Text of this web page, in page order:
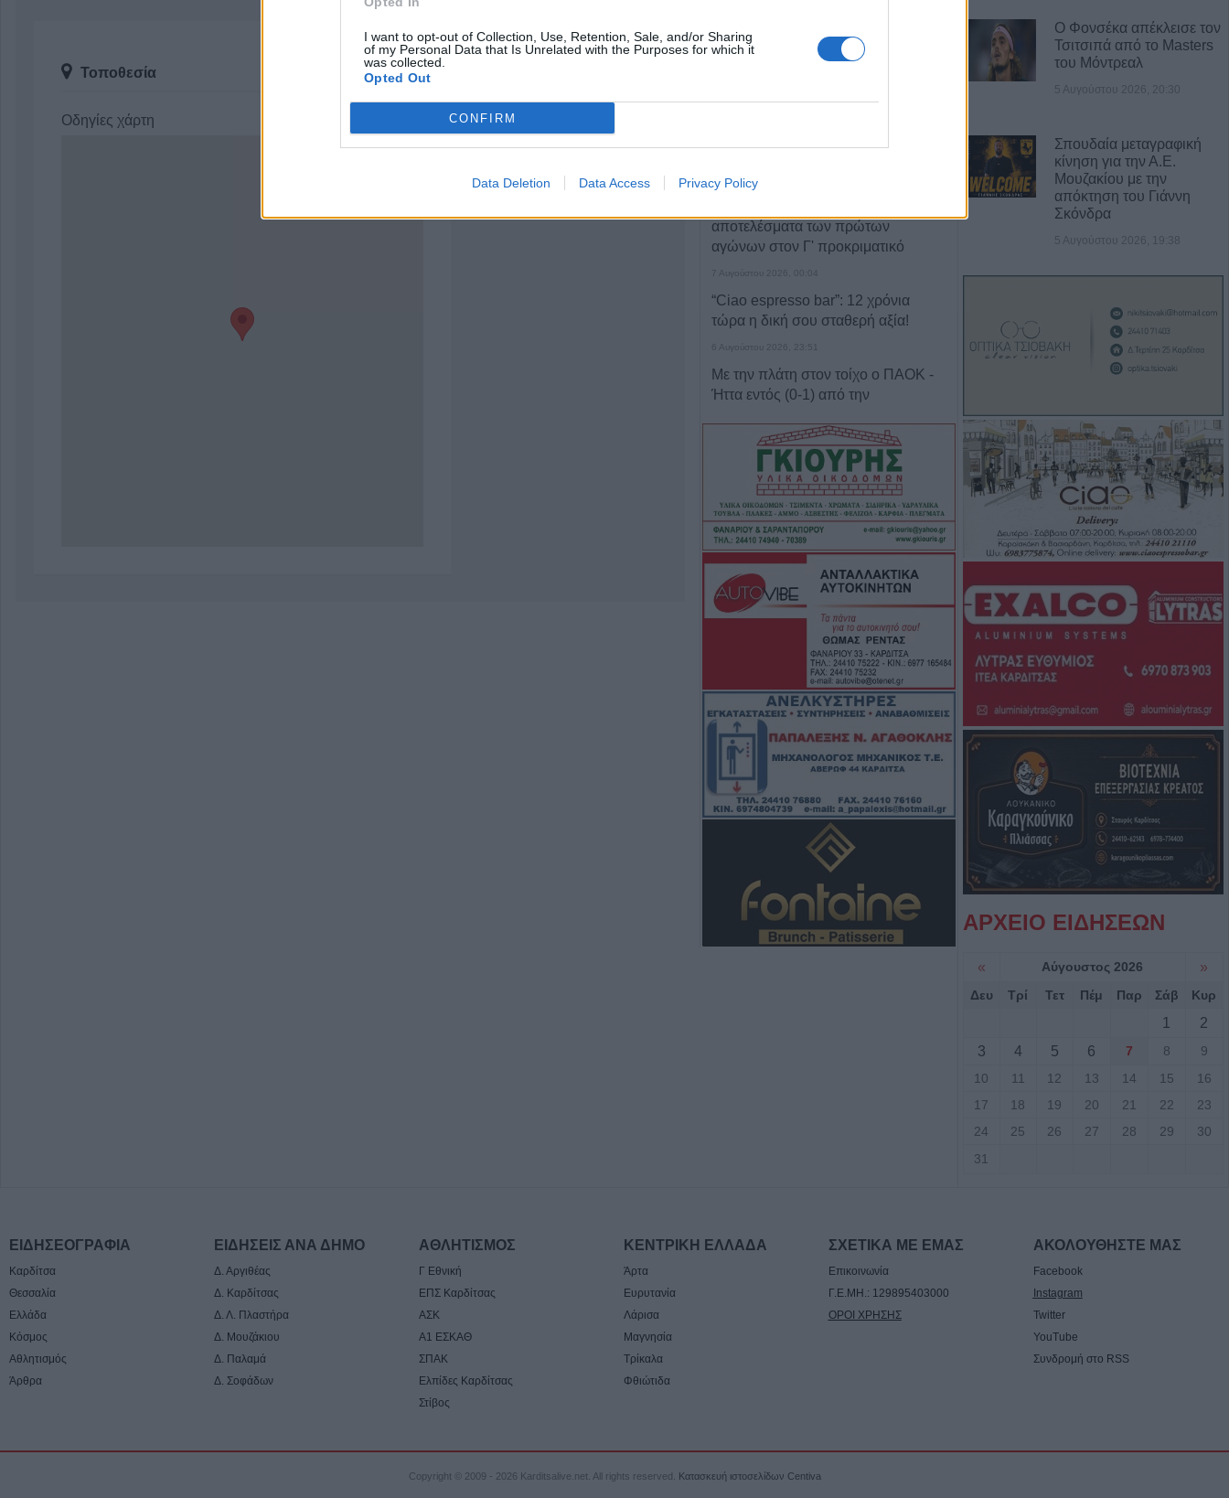
I want to opt-out of Collection, Use, Retention, Sale, and/or Sharing
of my Personal Data that Is Unrelated with the Purposes for which it
was collected.
Opted Out
CONFIRM
Data Deletion Data Access Privacy Policy
Τοποθεσία
Οδηγίες χάρτη
7 Αυγούστου 2026, 08:24
Europa League: Με ΤΣΚΑ Σόφιας
αποτελέσματα των πρώτων
αγώνων στον Γ' προκριματικό
7 Αυγούστου 2026, 00:04
“Ciao espresso bar”: 12 χρόνια
τώρα η δική σου σταθερή αξία!
6 Αυγούστου 2026, 23:51
Με την πλάτη στον τοίχο ο ΠΑΟΚ -
Ήττα εντός (0-1) από την
6 Αυγούστου 2026, 22:57
Πλήρως επισκέψιμοι δύο
αρχαιολογικοί χώροι στο ν.
Καρδίτσας, δυνατότητα επίσκεψης
και σε άλλους τέσσερις
6 Αυγούστου 2026, 22:48
Σύγκρουση δύο τραμ στη
Γερμανία – Πάνω από 20
τραυματίες
6 Αυγούστου 2026, 21:11
Συρία: Δύο νεκροί και 13
τραυματίες από έκρηξη βόμβας σε
λεωφορείο
6 Αυγούστου 2026, 20:28
Έκτακτος ψεκασμός και μέτρα
προστασίας για τον Ιό του Δυτικού
Νείλου στην Δ.Κ. Κυψέλης
6 Αυγούστου 2026, 19:35
Χαλκίδα: Γυναίκα έπεσε από την
Υψηλή Γέφυρα και σώθηκε στα
νερά του Ευβοϊκού
6 Αυγούστου 2026, 19:32
Την Παρασκευή 7 Αυγούστου η
κηδεία του Αθανάσιου Ταξιάρχη
Πυρκαγιά σε γεωργική έκταση
και 95 ειδικότητες για το 2026-
2027
Ο Φονσέκα απέκλεισε τον
Τσιτσιπά από το Masters
του Μόντρεαλ
5 Αυγούστου 2026, 20:30
Σπουδαία μεταγραφική
κίνηση για την Α.Ε.
Μουζακίου με την
απόκτηση του Γιάννη
Σκόνδρα
5 Αυγούστου 2026, 19:38
ΑΡΧΕΙΟ ΕΙΔΗΣΕΩΝ
« Αύγουστος 2026 »
Δευ Τρί Τετ Πέμ Παρ Σάβ Κυρ
1
2
3
4 5 6 7 8
9
10
11 12 13 14 15
16
17
18 19 20 21 22
23
24
25 26 27 28 29
30
31
ΕΙΔΗΣΕΟΓΡΑΦΙΑ
Καρδίτσα
Θεσσαλία
Ελλάδα
Κόσμος
Αθλητισμός
Άρθρα
ΕΙΔΗΣΕΙΣ ΑΝΑ ΔΗΜΟ
Δ. Αργιθέας
Δ. Καρδίτσας
Δ. Λ. Πλαστήρα
Δ. Μουζάκιου
Δ. Παλαμά
Δ. Σοφάδων
ΑΘΛΗΤΙΣΜΟΣ
Γ Εθνική
ΕΠΣ Καρδίτσας
ΑΣΚ
Α1 ΕΣΚΑΘ
ΣΠΑΚ
Ελπίδες Καρδίτσας
Στίβος
ΚΕΝΤΡΙΚΗ ΕΛΛΑΔΑ
Άρτα
Ευρυτανία
Λάρισα
Μαγνησία
Τρίκαλα
Φθιώτιδα
ΣΧΕΤΙΚΑ ΜΕ ΕΜΑΣ
Επικοινωνία
Γ.Ε.ΜΗ.: 129895403000
ΟΡΟΙ ΧΡΗΣΗΣ
ΑΚΟΛΟΥΘΗΣΤΕ ΜΑΣ
Facebook
Instagram
Twitter
YouTube
Συνδρομή στο RSS
Copyright © 2009 - 2026 Karditsalive.net. All rights reserved. Κατασκευή ιστοσελίδων Centiva